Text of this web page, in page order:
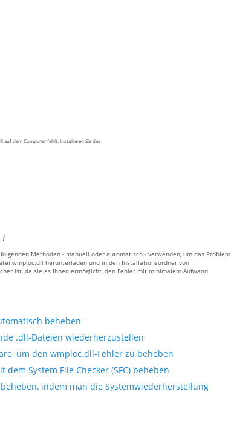
auf dem Computer fehlt. Installieren Sie das
Methoden - manuell oder automatisch - verwenden, um das Problem
wmploc.dll herunterladen und in den Installationsordner von
ist, da sie es Ihnen ermöglicht, den Fehler mit minimalem Aufwand
beheben
.dll-Dateien wiederherzustellen
um den wmploc.dll-Fehler zu beheben
System File Checker (SFC) beheben
indem man die Systemwiederherstellung